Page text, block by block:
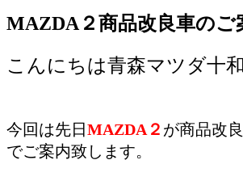
ー
シ
%title
MAZDA２商品改良車のご
こんにちは青森マツダ十
今回は先日 MAZDA２ が商品改
でご案内致します。